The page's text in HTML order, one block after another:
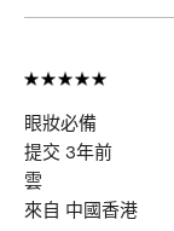
眼妝必備
提交 3年前
雲
來自 中國香港